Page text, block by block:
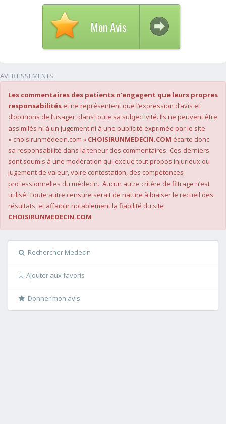
Mon Avis
AVERTISSEMENTS
Les commentaires des patients n’engagent que leurs propres
responsabilités et ne représentent que l’expression d’avis et
d’opinions de l’usager, dans toute sa subjectivité. Ils ne peuvent être
assimilés ni à un jugement ni à une publicité exprimée par le site
« choisirunmédecin.com » CHOISIRUNMEDECIN.COM écarte donc
sa responsabilité dans la teneur des commentaires. Ces-derniers
sont soumis à une modération qui exclue tout propos injurieux ou
jugement de valeur, voire contestation, des compétences
professionnelles du médecin. Aucun autre critère de filtrage n’est
utilisé. Toute autre censure serait de nature à biaiser le recueil des
résultats, et affaiblir notablement la fiabilité du site
CHOISIRUNMEDECIN.COM
Rechercher Medecin
Ajouter aux favoris
Donner mon avis